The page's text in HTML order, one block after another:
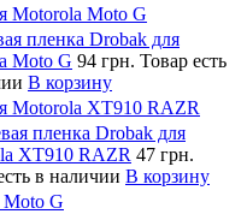
Motorola Moto G
пленка Drobak для
Moto G 94 грн. Товар есть
В корзину
Motorola XT910 RAZR
пленка Drobak для
XT910 RAZR 47 грн.
в наличии В корзину
Moto G